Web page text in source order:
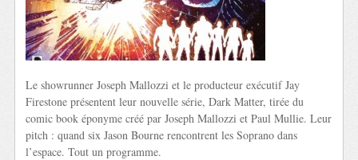
Le showrunner Joseph Mallozzi et le producteur exécutif Jay
Firestone présentent leur nouvelle série, Dark Matter, tirée du
comic book éponyme créé par Joseph Mallozzi et Paul Mullie. Leur
pitch : quand six Jason Bourne rencontrent les Soprano dans
l’espace. Tout un programme.